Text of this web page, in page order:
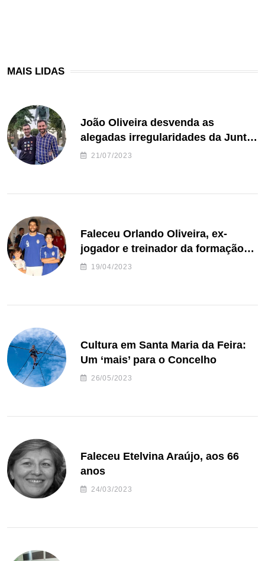
MAIS LIDAS
João Oliveira desvenda as
alegadas irregularidades da Junta
de Freguesia S. João de Ver
21/07/2023
Faleceu Orlando Oliveira, ex-
jogador e treinador da formação
de andebol do Feirense
19/04/2023
Cultura em Santa Maria da Feira:
Um ‘mais’ para o Concelho
26/05/2023
Faleceu Etelvina Araújo, aos 66
anos
24/03/2023